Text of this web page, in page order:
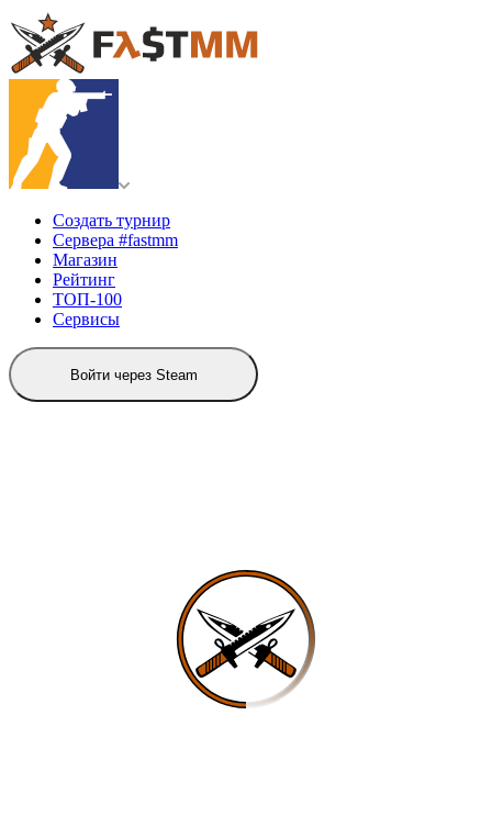
Создать турнир
Сервера #fastmm
Магазин
Рейтинг
ТОП-100
Сервисы
Войти через Steam